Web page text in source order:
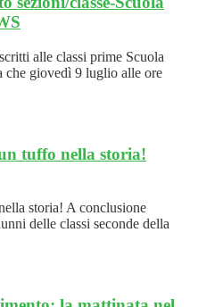
alle classi prime Scuola
che giovedì 9 luglio alle ore
tuffo nella storia!
storia! A conclusione
delle classi seconde della